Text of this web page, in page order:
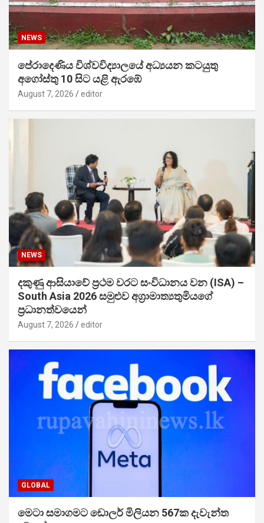
NEWS
පේරාදෙණිය විශ්වවිද්‍යාලයේ අධ්‍යයන කටයුතු
අගෝස්තු 10 සිට යළි ඇරඹේ
August 7, 2026 editor
NEWS
දකුණු ආසියාවේ ප්‍රථම වරට සංවිධානය වන (ISA) –
South Asia 2026 සමුළුව අග්‍රාමාත්‍යතුමියගේ
ප්‍රධානත්වයෙන්
August 7, 2026 editor
GLOBAL
මෙටා සමාගමට ඩොලර් මිලියන 567ක දැවැන්ත